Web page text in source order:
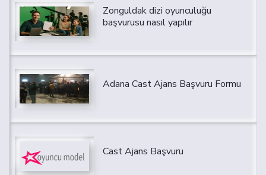
Zonguldak dizi oyunculuğu
başvurusu nasıl yapılır
Adana Cast Ajans Başvuru Formu
Cast Ajans Başvuru